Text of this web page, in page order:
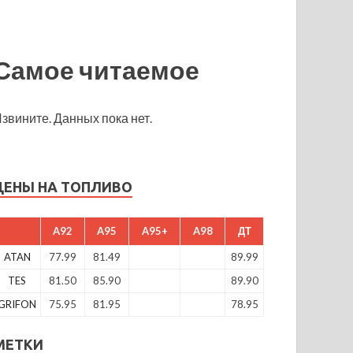
читаемое
Данных пока нет.
НА ТОПЛИВО
A92 A95 A95+ A98 ДТ
ATAN 77.99 81.49
89.99
TES
81.50 85.90
89.90
75.95 81.95 78.95